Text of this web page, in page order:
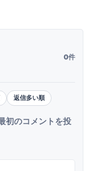
0件
返信多い順
初のコメントを投